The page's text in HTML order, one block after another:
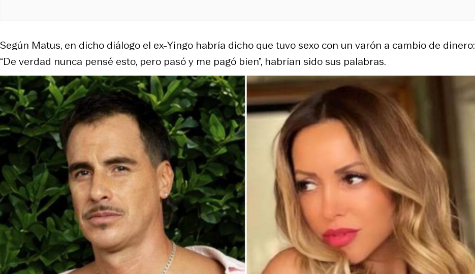
Según Matus, en dicho diálogo el ex-Yingo habría dicho que tuvo sexo con un varón a cambio de dinero:
“De verdad nunca pensé esto, pero pasó y me pagó bien”, habrían sido sus palabras.